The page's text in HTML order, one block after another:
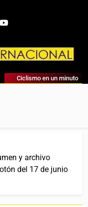
Entrevistas, Análisis,
De Referencia.
Ciclismo en un minuto
y archivo
del 17 de junio